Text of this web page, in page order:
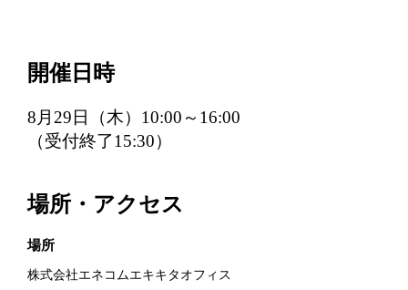
開催日時
8月29日（木）10:00～16:00
（受付終了15:30）
場所・アクセス
場所
株式会社エネコムエキキタオフィス